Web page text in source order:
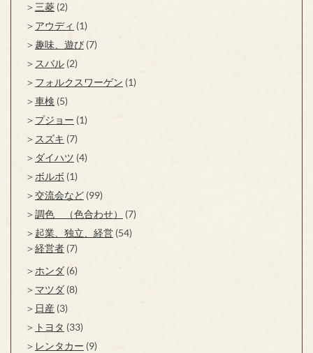
三菱 (2)
アウディ (1)
趣味、遊び (7)
スバル (2)
フォルクスワーゲン (1)
車検 (5)
プジョー (1)
スズキ (7)
ダイハツ (4)
ボルボ (1)
交流会など (99)
調色 （色合わせ）
(7)
起業、独立、経営 (54)
経営者 (7)
ホンダ (6)
マツダ (8)
日産 (3)
トヨタ (33)
レンタカー (9)